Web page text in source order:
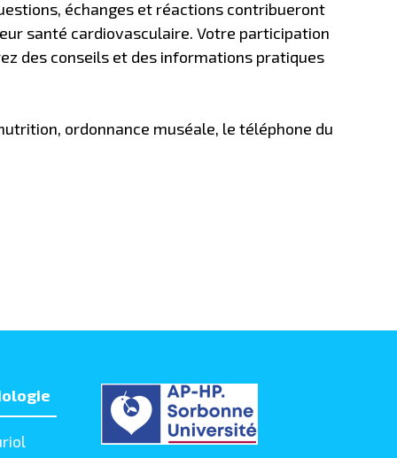
échanges et réactions contribueront
santé cardiovasculaire. Votre participation
des conseils et des informations pratiques
ordonnance muséale, le téléphone du